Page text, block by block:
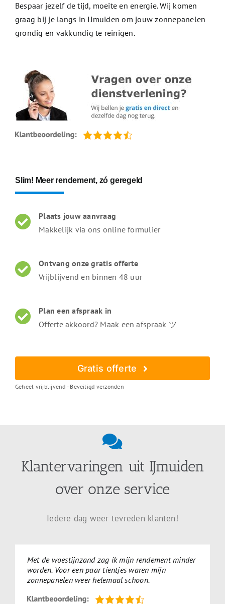
Bespaar jezelf de tijd, moeite en energie. Wij komen
graag bij je langs in IJmuiden om jouw zonnepanelen
grondig en vakkundig te reinigen.
Slim! Meer rendement, zó geregeld
Plaats jouw aanvraag
Makkelijk via ons online formulier
Ontvang onze gratis offerte
Vrijblijvend en binnen 48 uur
Plan een afspraak in
Offerte akkoord? Maak een afspraak ツ
Gratis offerte
Geheel vrijblijvend - Beveiligd verzonden
Klantervaringen uit IJmuiden
over onze service
Iedere dag weer tevreden klanten!
Met de woestijnzand zag ik mijn rendement minder
worden. Voor een paar tientjes waren mijn
zonnepanelen weer helemaal schoon.